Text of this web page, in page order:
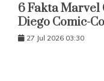
6 Fakta Marvel
Diego Comic-
27 Jul 2026 03:30